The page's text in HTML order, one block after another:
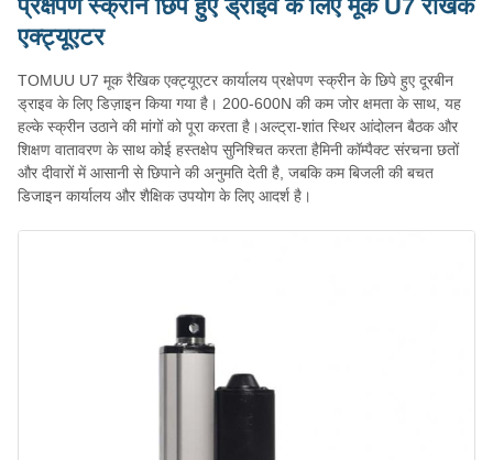
प्रक्षेपण स्क्रीन छिपे हुए ड्राइव के लिए मूक U7 रैखिक
एक्ट्यूएटर
TOMUU U7 मूक रैखिक एक्ट्यूएटर कार्यालय प्रक्षेपण स्क्रीन के छिपे हुए दूरबीन
ड्राइव के लिए डिज़ाइन किया गया है। 200-600N की कम जोर क्षमता के साथ, यह
हल्के स्क्रीन उठाने की मांगों को पूरा करता है।अल्ट्रा-शांत स्थिर आंदोलन बैठक और
शिक्षण वातावरण के साथ कोई हस्तक्षेप सुनिश्चित करता हैमिनी कॉम्पैक्ट संरचना छतों
और दीवारों में आसानी से छिपाने की अनुमति देती है, जबकि कम बिजली की बचत
डिजाइन कार्यालय और शैक्षिक उपयोग के लिए आदर्श है।